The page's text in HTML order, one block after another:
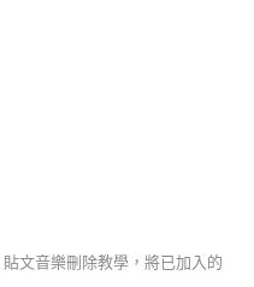
貼文音樂刪除教學，將已加入的